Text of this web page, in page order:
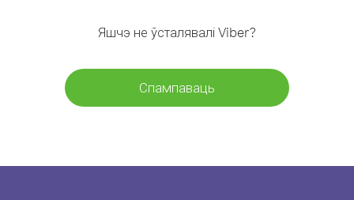
Яшчэ не ўсталявалі Viber?
Спампаваць